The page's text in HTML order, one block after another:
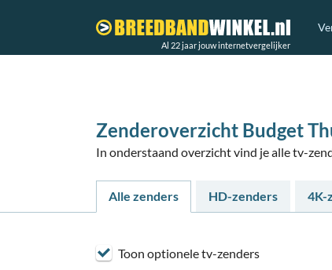
Al 22 jaar jouw internetvergelijker
Zenderoverzicht Budget
In onderstaand overzicht vind je alle tv-
Alle zenders HD-zenders 4K-
Toon optionele tv-zenders